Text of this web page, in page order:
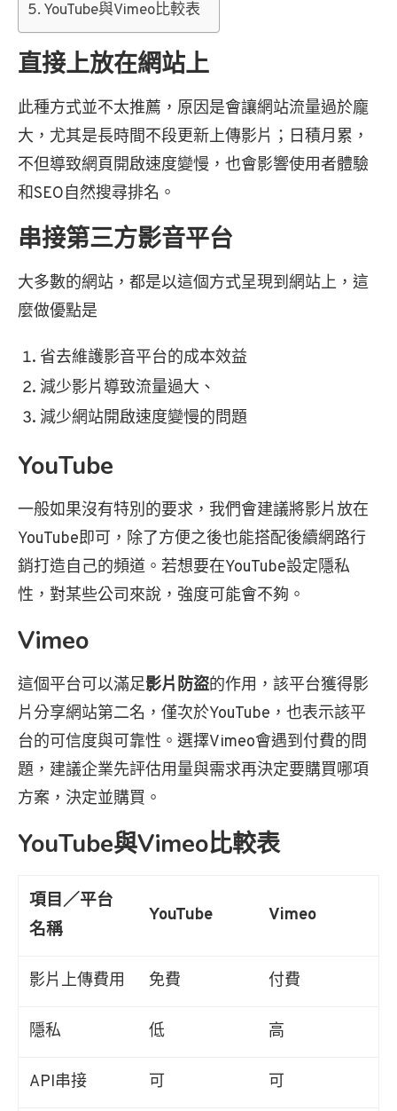
YouTube與Vimeo比較表
直接上放在網站上
此種方式並不太推薦，原因是會讓網站流量過於龐
大，尤其是長時間不段更新上傳影片；日積月累，
不但導致網頁開啟速度變慢，也會影響使用者體驗
和SEO自然搜尋排名。
串接第三方影音平台
大多數的網站，都是以這個方式呈現到網站上，這
麼做優點是
省去維護影音平台的成本效益
減少影片導致流量過大、
減少網站開啟速度變慢的問題
YouTube
一般如果沒有特別的要求，我們會建議將影片放在
YouTube即可，除了方便之後也能搭配後續網路行
銷打造自己的頻道。若想要在YouTube設定隱私
性，對某些公司來說，強度可能會不夠。
Vimeo
這個平台可以滿足影片防盜的作用，該平台獲得影
片分享網站第二名，僅次於YouTube，也表示該平
台的可信度與可靠性。選擇Vimeo會遇到付費的問
題，建議企業先評估用量與需求再決定要購買哪項
方案，決定並購買。
YouTube與Vimeo比較表
項目／平台
名稱
YouTube Vimeo
影片上傳費用 免費 付費
隱私 低 高
API串接 可 可